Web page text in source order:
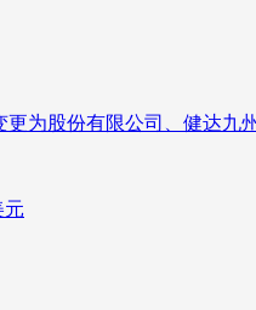
为股份有限公司、健达九
元